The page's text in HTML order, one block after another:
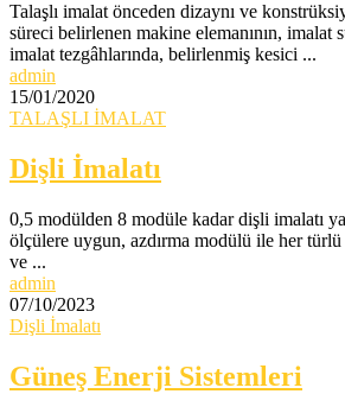
Talaşlı imalat önceden dizaynı ve
süreci belirlenen makine elemanının, imalat
imalat tezgâhlarında, belirlenmiş kesici ...
admin
15/01/2020
TALAŞLI İMALAT
Dişli İmalatı
0,5 modülden 8 modüle kadar dişli imalatı
ölçülere uygun, azdırma modülü ile her
ve ...
admin
07/10/2023
Dişli İmalatı
Güneş Enerji Sistemleri